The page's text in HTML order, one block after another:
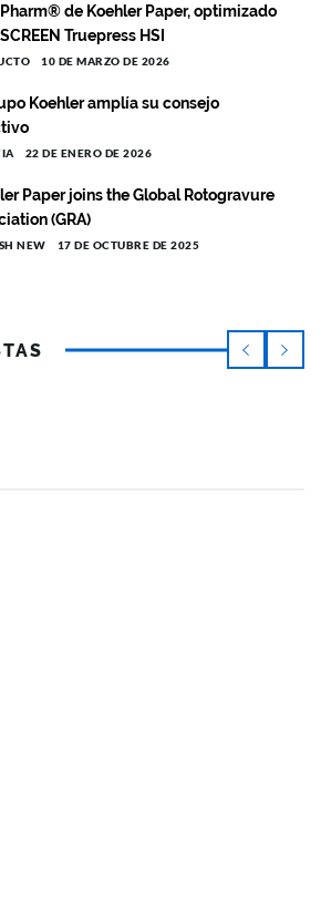
de Koehler Paper, optimizado
Truepress HSI
10 DE MARZO DE 2026
Koehler amplía su consejo
22 DE ENERO DE 2026
Paper joins the Global Rotogravure
(GRA)
NEW 17 DE OCTUBRE DE 2025